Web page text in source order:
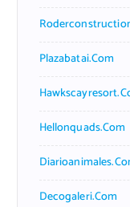
Plazabatai.com
Hellonquads.com
Decogaleri.com